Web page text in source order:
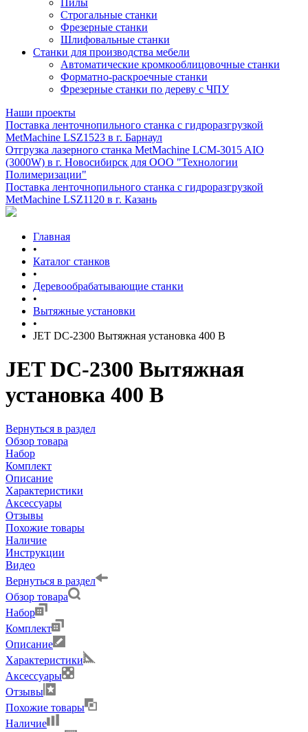
Пилы
Строгальные станки
Фрезерные станки
Шлифовальные станки
Станки для производства мебели
Автоматические кромкооблицовочные станки
Форматно-раскроечные станки
Фрезерные станки по дереву с ЧПУ
Наши проекты
Поставка ленточнопильного станка c гидроразгрузкой
MetMachine LSZ1523 в г. Барнаул
Отгрузка лазерного станка MetMachine LCM-3015 AIO
(3000W) в г. Новосибирск для ООО "Технологии
Полимеризации"
Поставка ленточнопильного станка c гидроразгрузкой
MetMachine LSZ1120 в г. Казань
Главная
•
Каталог станков
•
Деревообрабатывающие станки
•
Вытяжные установки
•
JET DC-2300 Вытяжная установка 400 В
JET DC-2300 Вытяжная
установка 400 В
Вернуться в раздел
Обзор товара
Набор
Комплект
Описание
Характеристики
Аксессуары
Отзывы
Похожие товары
Наличие
Инструкции
Видео
Вернуться в раздел
Обзор товара
Набор
Комплект
Описание
Характеристики
Аксессуары
Отзывы
Похожие товары
Наличие